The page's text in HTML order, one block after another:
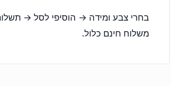
בחרי צבע ומידה → הוסיפי לסל →
משלוח חינם כלול.